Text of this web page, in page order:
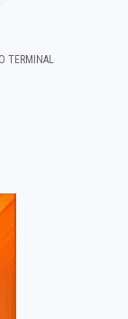
TERMINAL